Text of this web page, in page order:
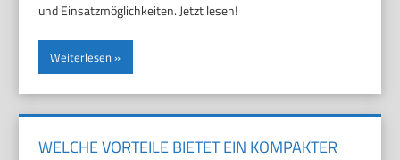
und Einsatzmöglichkeiten. Jetzt lesen!
Weiterlesen
WELCHE VORTEILE BIETET EIN KOMPAKTER